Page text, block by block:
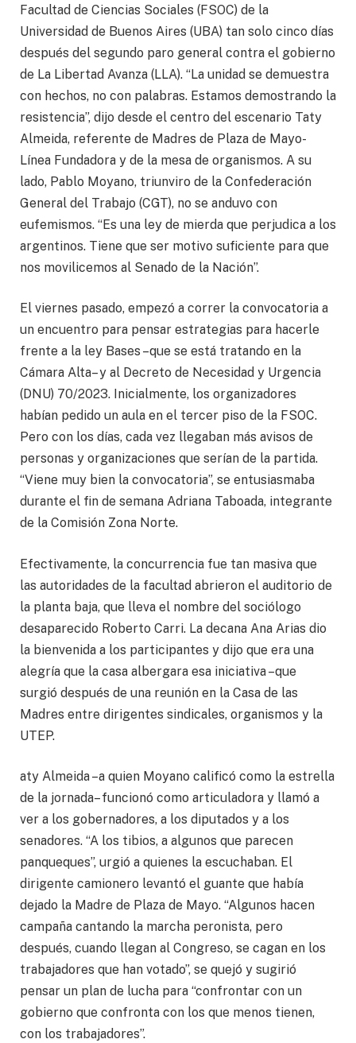
Facultad de Ciencias Sociales (FSOC) de la
Universidad de Buenos Aires (UBA) tan solo cinco días
después del segundo paro general contra el gobierno
de La Libertad Avanza (LLA). “La unidad se demuestra
con hechos, no con palabras. Estamos demostrando la
resistencia”, dijo desde el centro del escenario Taty
Almeida, referente de Madres de Plaza de Mayo-
Línea Fundadora y de la mesa de organismos. A su
lado, Pablo Moyano, triunviro de la Confederación
General del Trabajo (CGT), no se anduvo con
eufemismos. “Es una ley de mierda que perjudica a los
argentinos. Tiene que ser motivo suficiente para que
nos movilicemos al Senado de la Nación”.
El viernes pasado, empezó a correr la convocatoria a
un encuentro para pensar estrategias para hacerle
frente a la ley Bases –que se está tratando en la
Cámara Alta– y al Decreto de Necesidad y Urgencia
(DNU) 70/2023. Inicialmente, los organizadores
habían pedido un aula en el tercer piso de la FSOC.
Pero con los días, cada vez llegaban más avisos de
personas y organizaciones que serían de la partida.
“Viene muy bien la convocatoria”, se entusiasmaba
durante el fin de semana Adriana Taboada, integrante
de la Comisión Zona Norte.
Efectivamente, la concurrencia fue tan masiva que
las autoridades de la facultad abrieron el auditorio de
la planta baja, que lleva el nombre del sociólogo
desaparecido Roberto Carri. La decana Ana Arias dio
la bienvenida a los participantes y dijo que era una
alegría que la casa albergara esa iniciativa –que
surgió después de una reunión en la Casa de las
Madres entre dirigentes sindicales, organismos y la
UTEP.
aty Almeida –a quien Moyano calificó como la estrella
de la jornada– funcionó como articuladora y llamó a
ver a los gobernadores, a los diputados y a los
senadores. “A los tibios, a algunos que parecen
panqueques”, urgió a quienes la escuchaban. El
dirigente camionero levantó el guante que había
dejado la Madre de Plaza de Mayo. “Algunos hacen
campaña cantando la marcha peronista, pero
después, cuando llegan al Congreso, se cagan en los
trabajadores que han votado”, se quejó y sugirió
pensar un plan de lucha para “confrontar con un
gobierno que confronta con los que menos tienen,
con los trabajadores”.